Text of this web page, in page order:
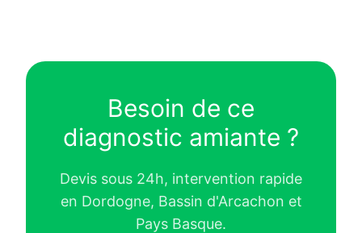
Besoin de ce
diagnostic amiante ?
Devis sous 24h, intervention rapide
en Dordogne, Bassin d'Arcachon et
Pays Basque.